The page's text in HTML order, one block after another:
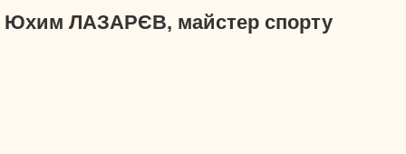
Юхим ЛАЗАРЄВ, майстер спорту